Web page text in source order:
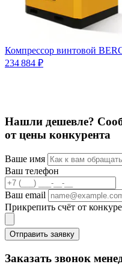
Компрессор винтовой
234 884 ₽
Нашли дешевле?
от цены конкурента
Ваше имя
Ваш телефон
Ваш email
Прикрепить счёт от
Отправить заявку
Заказать звонок